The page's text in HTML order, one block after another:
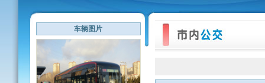
车辆图片